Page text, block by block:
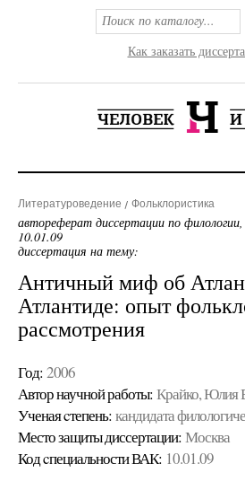
Как заказать
Литературоведение Фольклористика
автореферат диссертации по
10.01.09
диссертация на тему:
Античный миф об
Атлантиде: опыт
рассмотрения
Год: 2006
Автор научной работы: Крайко, Юлия
Ученая cтепень: кандидата
Место защиты диссертации: Москва
Код cпециальности ВАК: 10.01.09